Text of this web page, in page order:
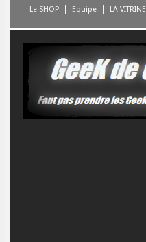
Le SHOP Equipe LA VITRINE